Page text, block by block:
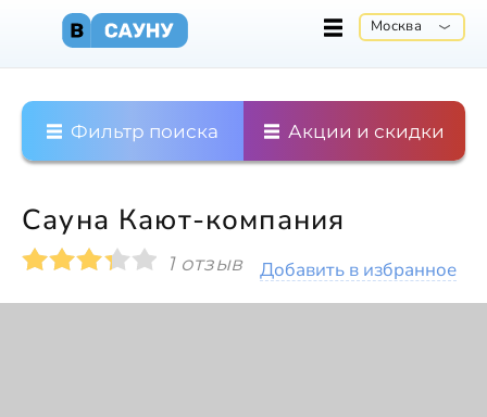
Москва
Фильтр поиска Акции и скидки
Сауна Кают-компания
1 отзыв Добавить в избранное